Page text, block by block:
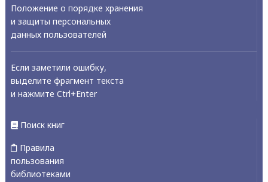
Положение о порядке хранения
и защиты персональных
данных пользователей
Если заметили ошибку,
выделите фрагмент текста
и нажмите Ctrl+Enter
Поиск книг
Правила
пользования
библиотеками